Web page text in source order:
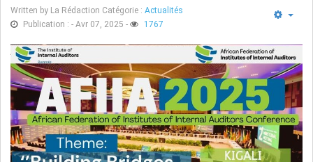
Written by La Rédaction Catégorie : Actualités
Publication : - Avr 07, 2025 - 1767